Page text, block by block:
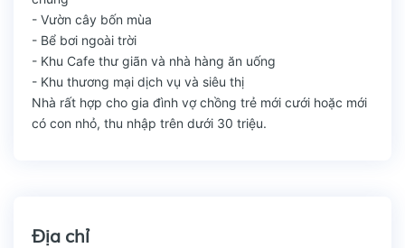
- Vườn cây bốn mùa
- Bể bơi ngoài trời
- Khu Cafe thư giãn và nhà hàng ăn uống
- Khu thương mại dịch vụ và siêu thị
Nhà rất hợp cho gia đình vợ chồng trẻ mới cưới hoặc mới
có con nhỏ, thu nhập trên dưới 30 triệu.
Địa chỉ